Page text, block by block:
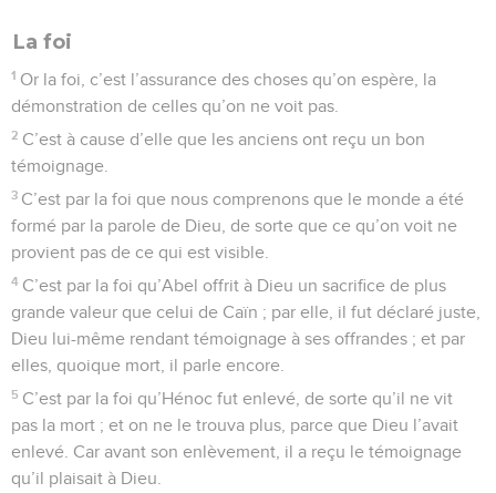
La foi
1 Or la foi, c’est l’assurance des choses qu’on espère, la
démonstration de celles qu’on ne voit pas.
2 C’est à cause d’elle que les anciens ont reçu un bon
témoignage.
3 C’est par la foi que nous comprenons que le monde a été
formé par la parole de Dieu, de sorte que ce qu’on voit ne
provient pas de ce qui est visible.
4 C’est par la foi qu’Abel offrit à Dieu un sacrifice de plus
grande valeur que celui de Caïn ; par elle, il fut déclaré juste,
Dieu lui-même rendant témoignage à ses offrandes ; et par
elles, quoique mort, il parle encore.
5 C’est par la foi qu’Hénoc fut enlevé, de sorte qu’il ne vit
pas la mort ; et on ne le trouva plus, parce que Dieu l’avait
enlevé. Car avant son enlèvement, il a reçu le témoignage
qu’il plaisait à Dieu.